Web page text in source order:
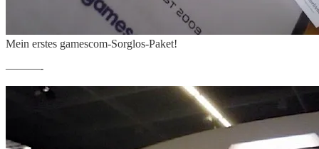
Mein erstes gamescom-Sorglos-Paket!
———-